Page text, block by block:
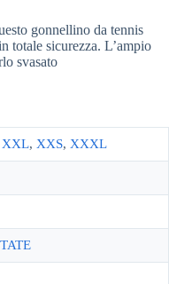
gonnellino da tennis
totale sicurezza. L’ampio
svasato
XXL, XXS, XXXL